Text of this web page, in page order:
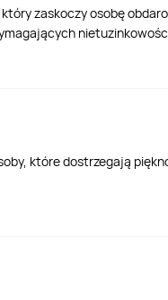
zaskoczy osobę
które dostrzegają